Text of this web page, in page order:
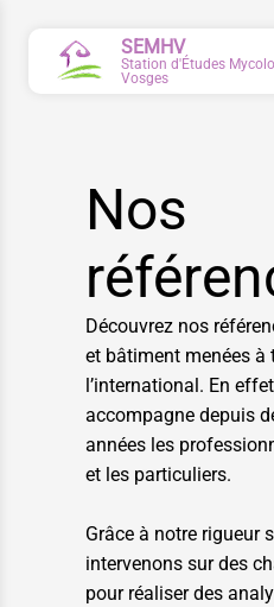
SEMHV
Station d'Études
Vosges
Nos
Découvrez nos
et bâtiment menées à
l’international. En
accompagne depuis
années les
et les particuliers.
Grâce à notre rigueur
intervenons sur des
pour réaliser des